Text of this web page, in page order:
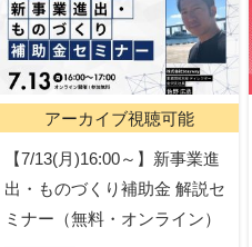
アーカイブ視聴可能
【7/13(月)16:00～】新事業進
出・ものづくり補助金 解説セ
ミナー（無料・オンライン）